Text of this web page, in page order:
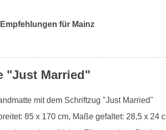
für Mainz
"Just Married"
mit dem Schriftzug "Just Married"
85 x 170 cm, Maße gefaltet: 28,5 x 24